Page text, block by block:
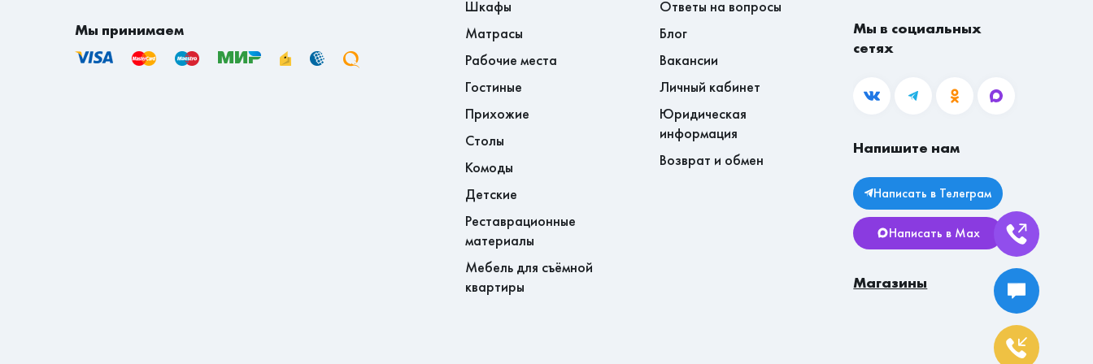
Доставка по городу Находка - 700 рублей.
Если вы находитесь не в Приморском и не в Хабаровском крае - доставка до
транспортной компании осуществляется согласно прайсу. Далее стоимость
доставки за счет покупателя по тарифу транспортной компании.
Мы принимаем
Шкафы
Матрасы
Рабочие места
Гостиные
Прихожие
Столы
Комоды
Детские
Реставрационные
материалы
Мебель для съёмной
квартиры
Ответы на вопросы
Блог
Вакансии
Личный кабинет
Юридическая
информация
Возврат и обмен
Мы в социальных
сетях
Напишите нам
Написать в Телеграм
Написать в Max
Магазины